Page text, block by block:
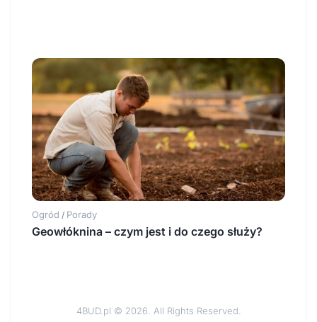
Ogród / Porady
Geowłóknina – czym jest i do czego służy?
4BUD.pl © 2026. All Rights Reserved.